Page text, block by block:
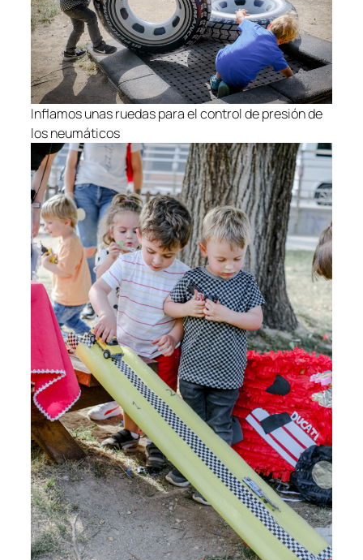
Inflamos unas ruedas para el control de presión de
los neumáticos